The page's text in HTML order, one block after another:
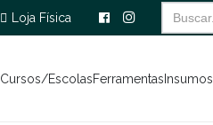
Loja Física
Search
for:
Cursos/EscolasFerramentasInsumos